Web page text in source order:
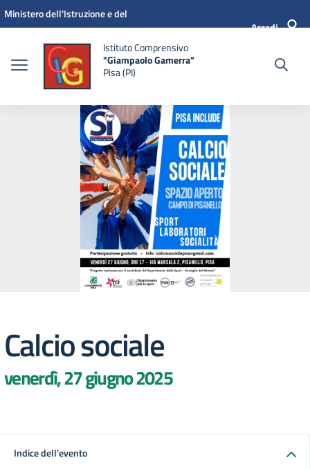
Vai ai contenuti
Vai al menu di navigazione
Vai al footer
Ministero dell'Istruzione e del
Accedi
Istituto Comprensivo
"Giampaolo Gamerra"
Pisa (PI)
Calcio sociale
venerdì, 27 giugno 2025
Indice dell'evento